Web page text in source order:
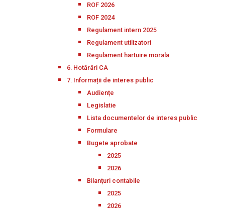
ROF 2026
ROF 2024
Regulament intern 2025
Regulament utilizatori
Regulament hartuire morala
6. Hotărâri CA
7. Informații de interes public
Audiențe
Legislatie
Lista documentelor de interes public
Formulare
Bugete aprobate
2025
2026
Bilanțuri contabile
2025
2026